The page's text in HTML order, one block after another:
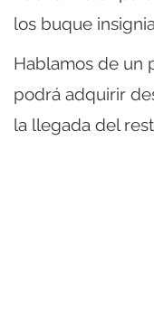
los buque
Hablamos de un
podrá adquirir
la llegada del